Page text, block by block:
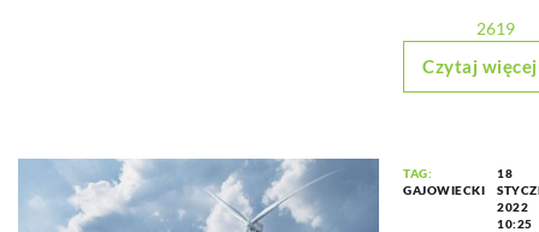
2619
Czytaj więcej
TAG:
GAJOWIECKI
18
2022
10:25